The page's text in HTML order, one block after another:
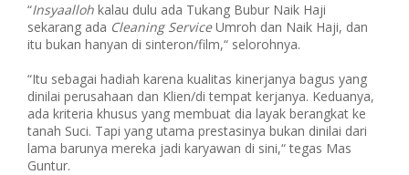
“Insyaalloh kalau dulu ada Tukang Bubur Naik Haji
sekarang ada Cleaning ServiceUmroh dan Naik Haji, dan
itu bukan hanyan di sinteron/film,“ selorohnya.
“Itu sebagai hadiah karena kualitas kinerjanya bagus yang
dinilai perusahaan dan Klien/di tempat kerjanya. Keduanya,
ada kriteria khusus yang membuat dia layak berangkat ke
tanah Suci. Tapi yang utama prestasinya bukan dinilai dari
lama barunya mereka jadi karyawan di sini,“ tegas Mas
Guntur.